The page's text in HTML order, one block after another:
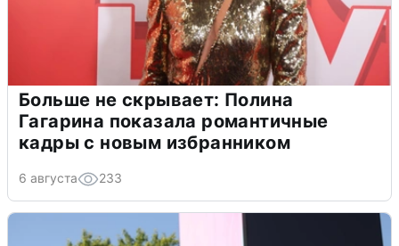
Больше не скрывает: Полина
Гагарина показала романтичные
кадры с новым избранником
6 августа 233